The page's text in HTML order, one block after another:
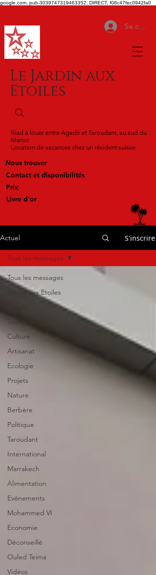
google.com, pub-3039747319463352, DIRECT, f08c47fec0942fa0
Se
Le Jardin aux
Etoiles
Riad à louer entre Agadir et Taroudant, au sud du
Maroc
Location de vacances chez un résident suisse
Nous trouver
Contact et disponibilités
Prix
Livre d'or
Actuel S'inscrire
Tous les messages
Jardin aux Etoiles
Tourisme
Culture
Artisanat
Ecologie
Projets
Nature
Berbère
Politique
Taroudant
International
Marrakech
Alimentation
Evénements
Mohammed VI
Economie
Déconseillé
Ouled Teima
Vidéos
Tous les messages